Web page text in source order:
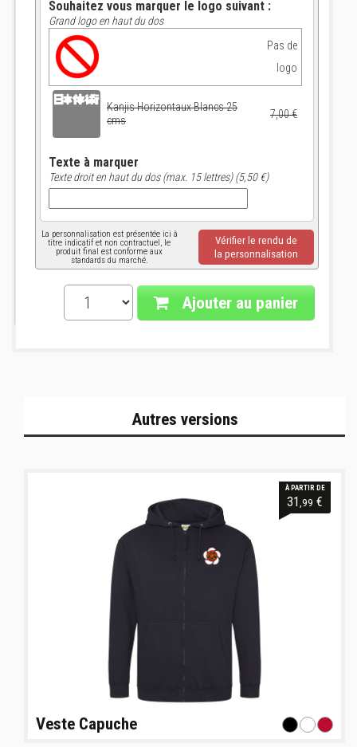
Souhaitez vous marquer le logo suivant :
Grand logo en haut du dos
Pas de
logo
Kanjis Horizontaux Blancs 25
cms
7,00 €
Texte à marquer
Texte droit en haut du dos (max. 15 lettres) (5,50 €)
La personnalisation est présentée ici à
titre indicatif et non contractuel, le
produit final est conforme aux
standards du marché.
Vérifier le rendu de
la personnalisation
Ajouter au panier
Autres versions
À PARTIR DE
31 ,99 €
Veste Capuche